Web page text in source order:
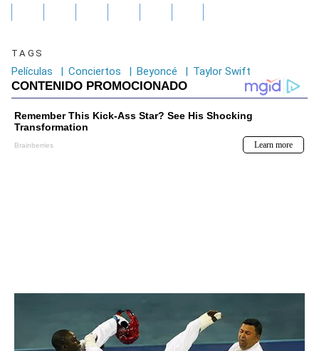
TAGS
Películas | Conciertos | Beyoncé | Taylor Swift